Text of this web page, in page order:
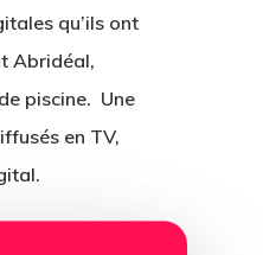
qu’ils ont
Abridéal,
piscine. Une
en TV,